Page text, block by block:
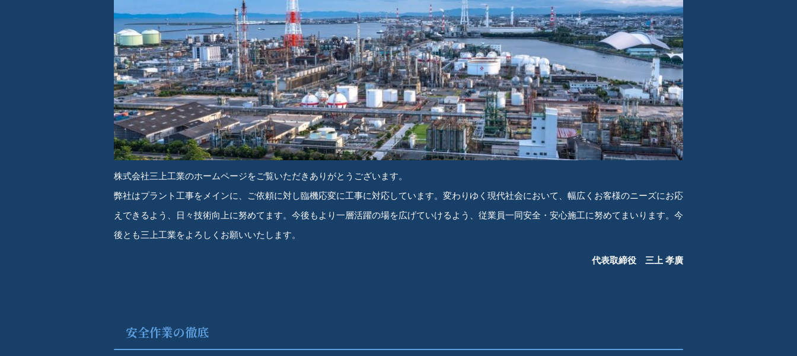
株式会社三上工業のホームページをご覧いただきありがとうございます。
弊社はプラント工事をメインに、ご依頼に対し臨機応変に工事に対応しています。変わりゆく現代社会において、幅広くお客様のニーズにお応
えできるよう、日々技術向上に努めてます。今後もより一層活躍の場を広げていけるよう、従業員一同安全・安心施工に努めてまいります。今
後とも三上工業をよろしくお願いいたします。
代表取締役 三上 孝廣
安全作業の徹底